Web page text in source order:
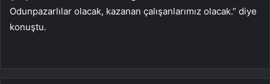
Odunpazarlılar olacak, kazanan çalışanlarımız olacak.” diye
konuştu.